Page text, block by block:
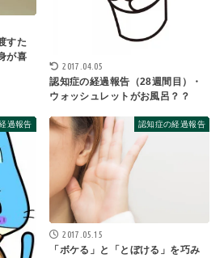
すた
が喜
2017.04.05
認知症の経過報告（28週間目）・
ウォッシュレットがお風呂？？
過報告 認知症の経過報告
2017.05.15
「ボケる」と「とぼける」を巧み